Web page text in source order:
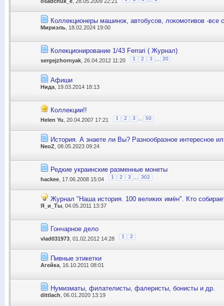
Коллекционеры машинок, автобусов, локомотивов -все
Мириэль , 18.02.2024 19:00
Колекционирование 1/43 Ferrari ( Журнал)
sergejzhornyak , 26.04.2012 11:20 1 2 3 20
Афиши
Нида , 19.03.2014 18:13
Коллекции!!
Helen Yu , 20.04.2007 17:21 1 2 3 50
История. А знаете ли Вы? Разнообразное интересное
NeoZ , 08.05.2023 09:24
Редкие украинские разменные монеты
hackee , 17.06.2008 15:04 1 2 3 ... 302
Журнал "Наша история. 100 великих имён". Кто
Я_и_Ты , 04.05.2011 13:37
Гончарное дело
vlad031973 , 01.02.2012 14:28 1 2
Пивные этикетки
Агейка , 16.10.2011 08:01
Нумизматы, филателисты, фалеристы, бонисты и др.
dittlach , 06.01.2020 13:19